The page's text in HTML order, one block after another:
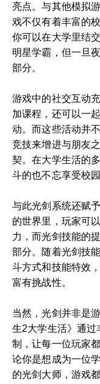
亮点。与其他模拟
戏不仅有着丰富的
你可以在大学里结
明星学霸，但一旦
部分。
游戏中的社交互动
加课程，还可以一
动。而这些活动并
竞技来增进与朋友
契。在大学生活的
斗的也不忘享受校
与此光剑系统还赋
的世界里，玩家可
力，而光剑技能的
部分。随着光剑技
斗方式和技能特效
富有挑战性。
当然，光剑并非是
生2大学生活》通
制，让每一位玩家
论你是想成为一位
的光剑大师，游戏